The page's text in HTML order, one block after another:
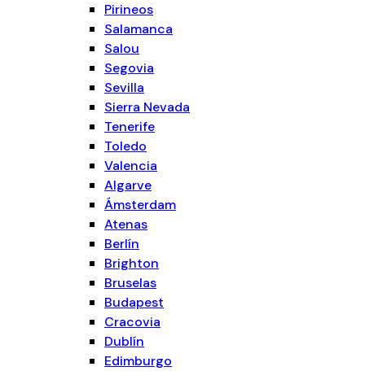
Pirineos
Salamanca
Salou
Segovia
Sevilla
Sierra Nevada
Tenerife
Toledo
Valencia
Algarve
Ámsterdam
Atenas
Berlín
Brighton
Bruselas
Budapest
Cracovia
Dublín
Edimburgo